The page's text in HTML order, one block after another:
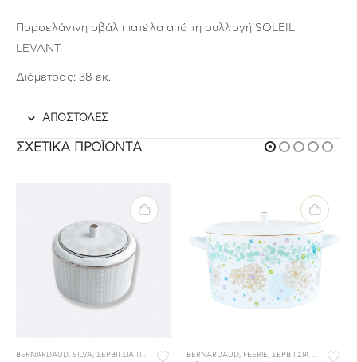
Πορσελάνινη οβάλ πιατέλα από τη συλλογή SOLEIL
LEVANT.
Διάμετρος: 38 εκ.
ΑΠΟΣΤΟΛΕΣ
ΣΧΕΤΙΚΆ ΠΡΟΪΌΝΤΑ
,ΣΕΡΒΙΤΣΙΑ ΦΑΓΗΤΟΥ
BERNARDAUD, SILVA, ΣΕΡΒΙΤΣΙΑ ΠΟΡΣΕΛΑΝΗΣ ,ΣΕΡΒΙΤΣΙΑ ΦΑΓΗΤΟΥ
BERNARDAUD, FEERIE, ΣΕΡΒΙΤΣΙΑ ΠΟΡΣΕΛΑΝΗΣ